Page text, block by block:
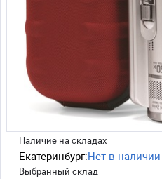
Наличие на складах
Екатеринбург:Нет в наличии
Выбранный склад